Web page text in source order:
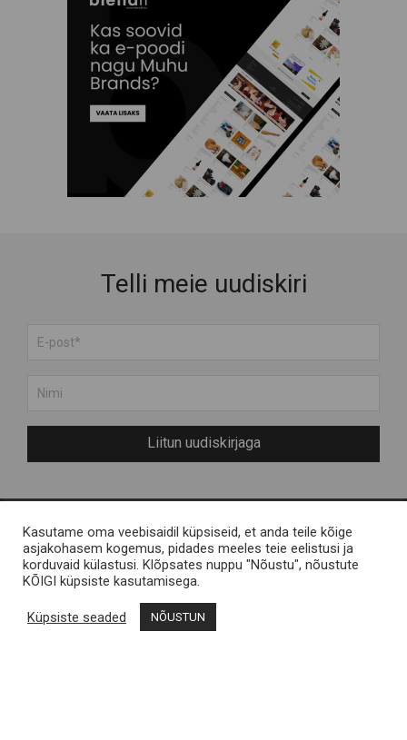
Telli meie uudiskiri
Liitun uudiskirjaga
Meist
Muhu saarest
Kontakt
Engelvels OÜ
Reg nr 11287246 / Liiva,
Kasutame oma veebisaidil küpsiseid, et anda teile kõige
asjakohasem kogemus, pidades meeles teie eelistusi ja
korduvaid külastusi. Klõpsates nuppu "Nõustu", nõustute
KÕIGI küpsiste kasutamisega.
Küpsiste seaded NÕUSTUN